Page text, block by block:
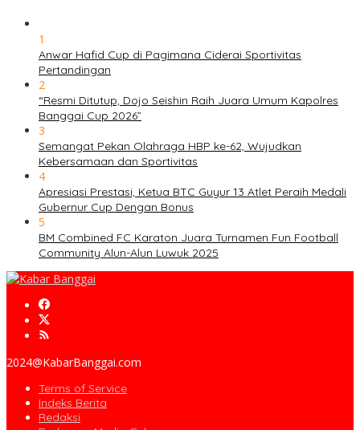
1
Anwar Hafid Cup di Pagimana Ciderai Sportivitas
Pertandingan
2
“Resmi Ditutup, Dojo Seishin Raih Juara Umum Kapolres
Banggai Cup 2026”
3
Semangat Pekan Olahraga HBP ke-62, Wujudkan
Kebersamaan dan Sportivitas
4
Apresiasi Prestasi, Ketua BTC Guyur 13 Atlet Peraih Medali
Gubernur Cup Dengan Bonus
5
BM Combined FC Karaton Juara Turnamen Fun Football
Community Alun-Alun Luwuk 2025
2024@KabarBanggai.com
Terms of Service
Indeks Berita
Redaksi